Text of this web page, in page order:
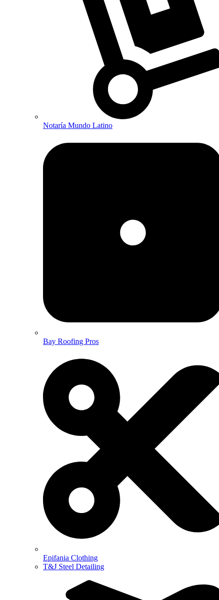
Notaría Mundo Latino
Bay Roofing Pros
Epifania Clothing
T&J Steel Detailing